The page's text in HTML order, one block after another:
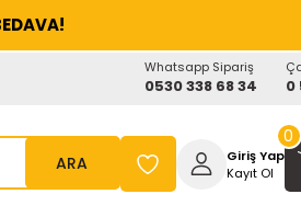
Whatsapp Sipariş
0530 338 68 34 0
ARA
Giriş Yap
Kayıt Ol
0